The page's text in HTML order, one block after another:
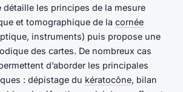
détaille les principes de la mesure
et tomographique de la cornée
instruments) puis propose une
des cartes. De nombreux cas
d’aborder les principales
: dépistage du kératocône, bilan